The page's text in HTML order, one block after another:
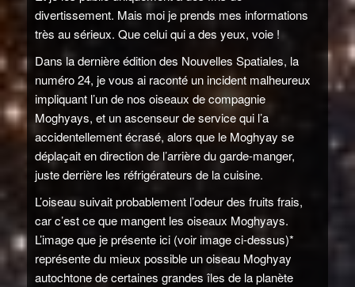
divertissement. Mais moi je prends mes informations
très au sérieux. Que celui qui a des yeux, voie !
Dans la dernière édition des Nouvelles Spatiales, la
numéro 24, je vous ai raconté un incident malheureux
impliquant l’un de nos oiseaux de compagnie
Moghyays, et un ascenseur de service qui l’a
accidentellement écrasé, alors que le Moghyay se
déplaçait en direction de l’arrière du garde-manger,
juste derrière les réfrigérateurs de la cuisine.
L’oiseau suivait probablement l’odeur des fruits frais,
car c’est ce que mangent les oiseaux Moghyays.
L’image que je présente ici (voir image ci-dessus)*
représente du mieux possible un oiseau Moghyay
autochtone de certaines grandes îles de la planète